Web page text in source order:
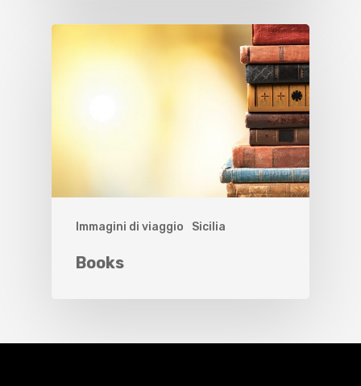
Immagini di viaggio Sicilia
Books